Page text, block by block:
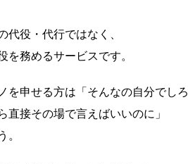
代役・代行ではなく、
を務めるサービスです。
を申せる方は「そんなの自分でしろ
直接その場で言えばいいのに」
。